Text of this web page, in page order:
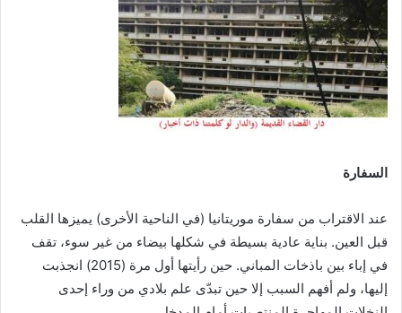
السفارة
عند الاقتراب من سفارة موريتانيا (في الناحية الأخرى) يميزها القلب
قبل العين. بناية عادية بسيطة في شكلها بيضاء من غير سوء، تقف
في إباء بين باذخات المباني. حين رأيتها أول مرة (2015) انجذبت
إليها، ولم أفهم السبب إلا حين تبدّى علم بلادي من وراء إحدى